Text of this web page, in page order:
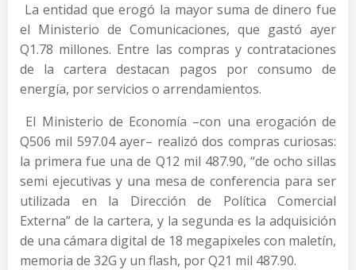
La entidad que erogó la mayor suma de dinero fue
el Ministerio de Comunicaciones, que gastó ayer
Q1.78 millones. Entre las compras y contrataciones
de la cartera destacan pagos por consumo de
energía, por servicios o arrendamientos.
El Ministerio de Economía –con una erogación de
Q506 mil 597.04 ayer– realizó dos compras curiosas:
la primera fue una de Q12 mil 487.90, “de ocho sillas
semi ejecutivas y una mesa de conferencia para ser
utilizada en la Dirección de Política Comercial
Externa” de la cartera, y la segunda es la adquisición
de una cámara digital de 18 megapixeles con maletín,
memoria de 32G y un flash, por Q21 mil 487.90.